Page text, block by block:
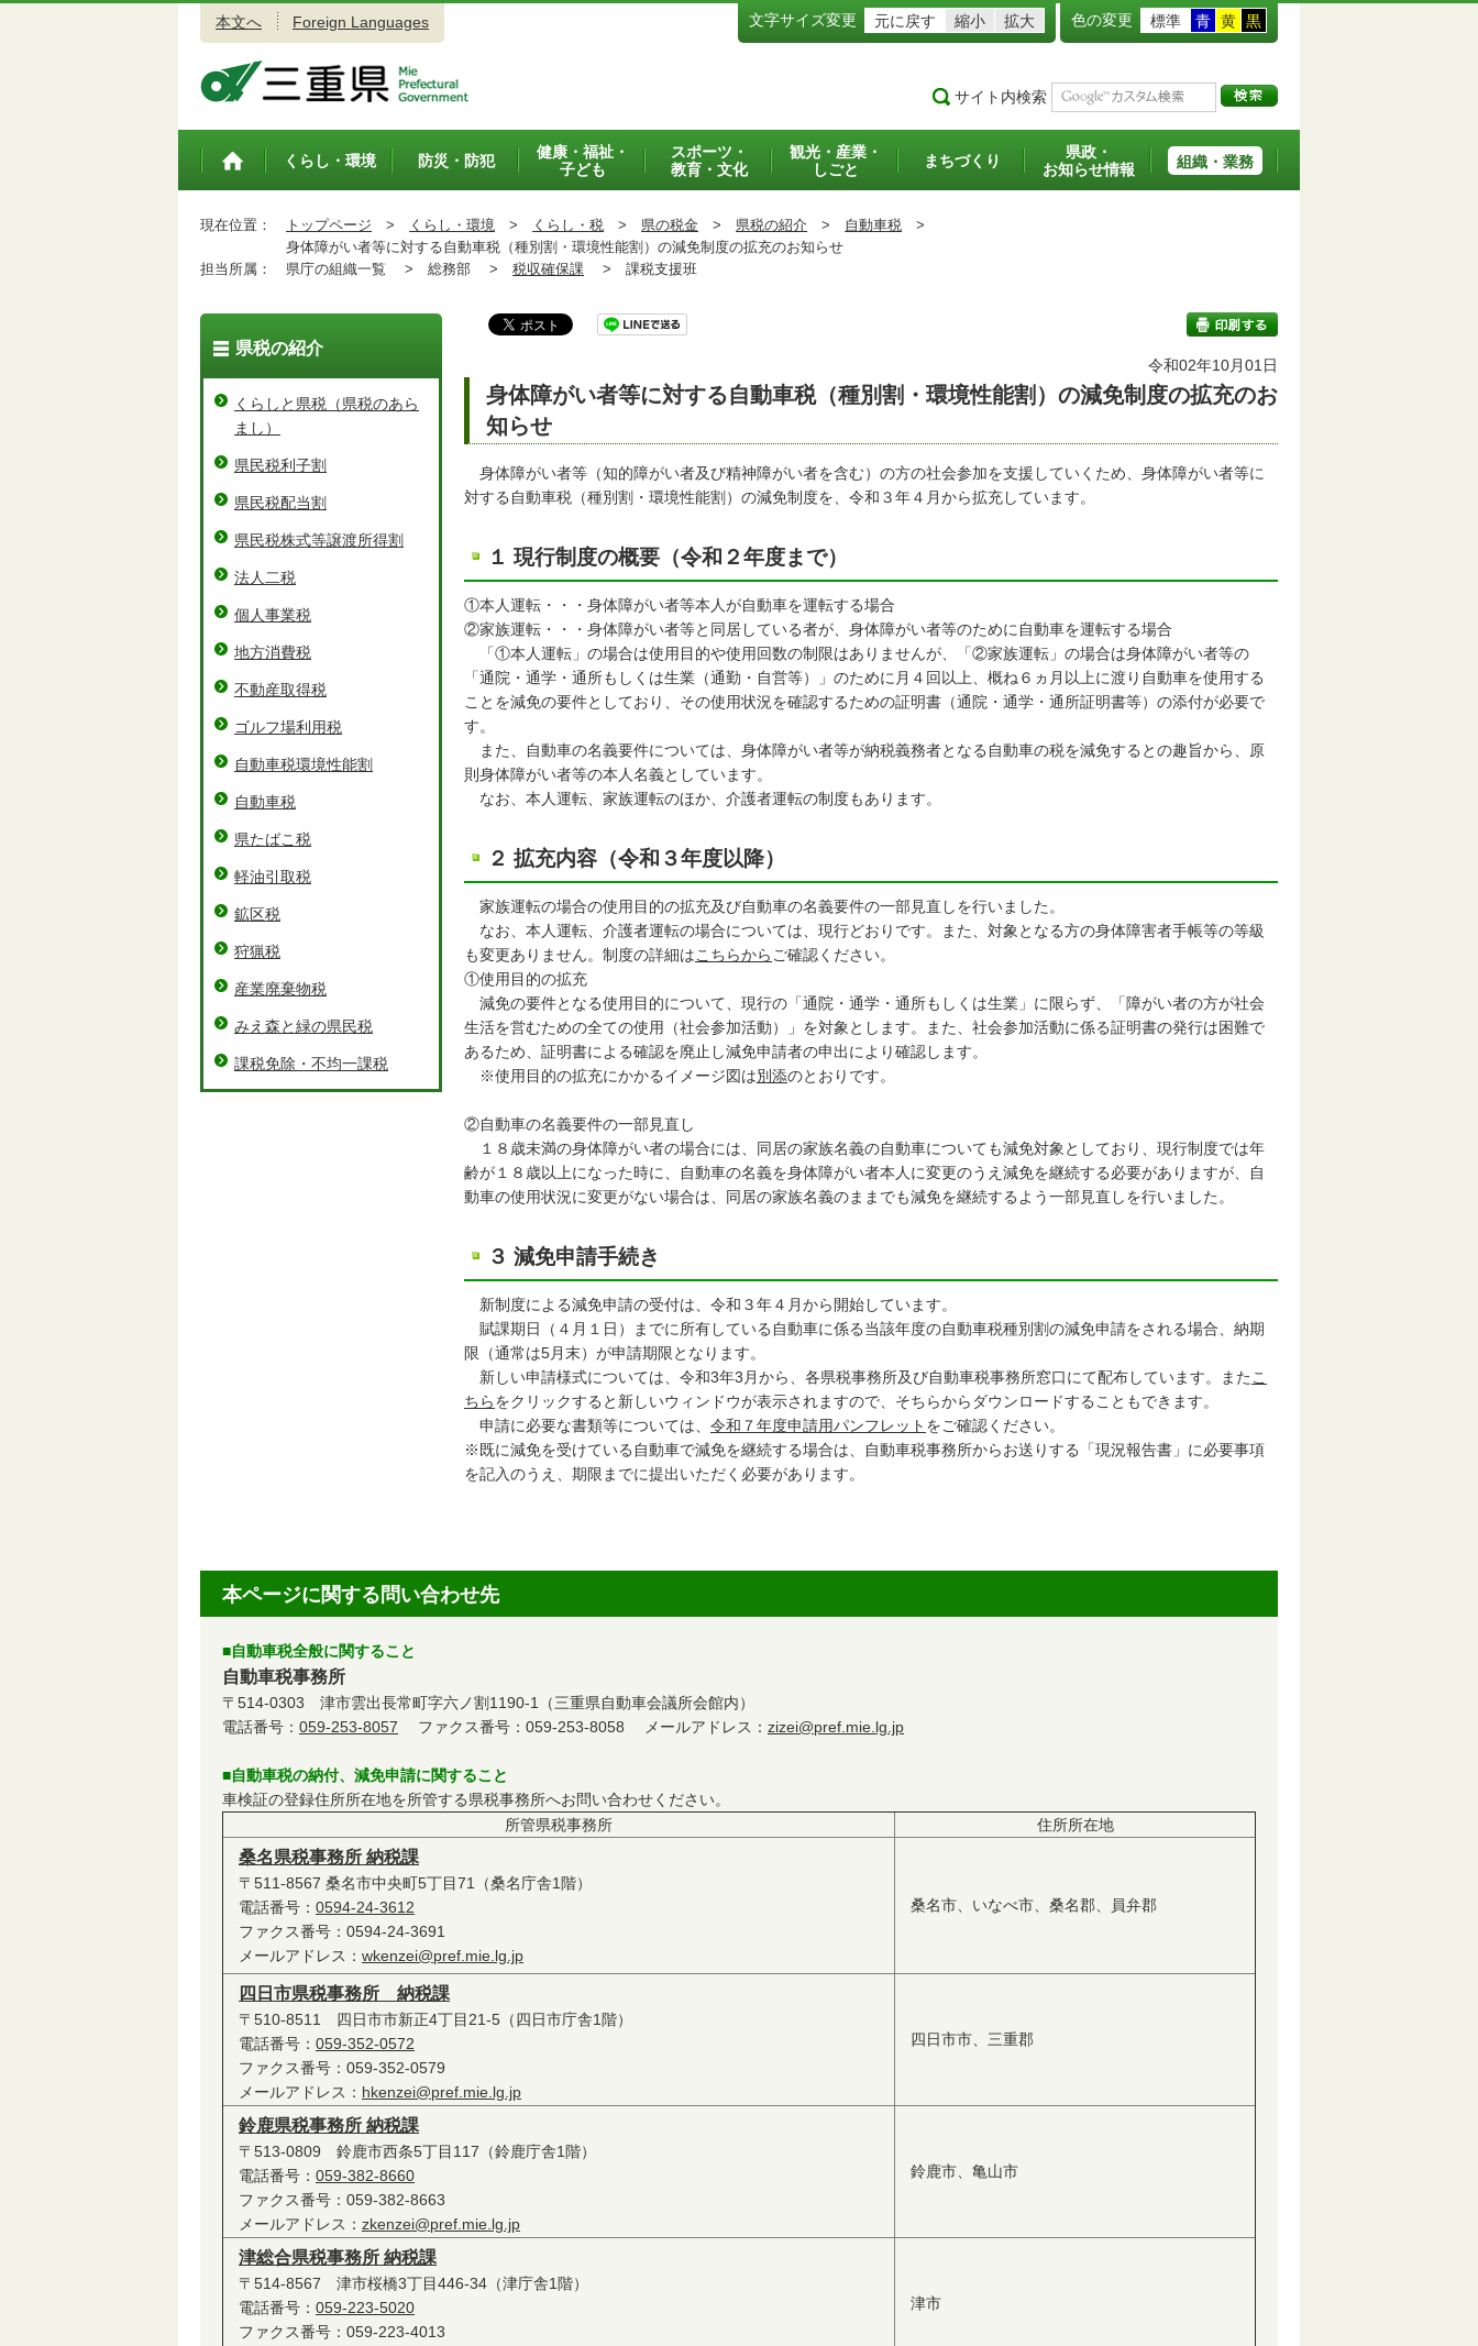
本文へ Foreign Languages 文字サイズ変更 元に戻す 縮小 拡大 色の変更 標準 青 黄 黒
サイト内検索
トップペ
くらし・環境 防災・防犯
健康・福祉・
子ども
スポーツ・
教育・文化
観光・産業・
しごと
まちづくり
県政・
お知らせ情報
組織・業務
現在位置： トップページ > くらし・環境 > くらし・税 > 県の税金 > 県税の紹介 > 自動車税 >
身体障がい者等に対する自動車税（種別割・環境性能割）の減免制度の拡充のお知らせ
担当所属：
県庁の組織一覧 > 総務部 > 税収確保課 > 課税支援班
令和02年10月01日
身体障がい者等に対する自動車税（種別割・環境性能割）の減免制度の拡充のお
知らせ
身体障がい者等（知的障がい者及び精神障がい者を含む）の方の社会参加を支援していくため、身体障がい者等に
対する自動車税（種別割・環境性能割）の減免制度を、令和３年４月から拡充しています。
１ 現行制度の概要（令和２年度まで）
①本人運転・・・身体障がい者等本人が自動車を運転する場合
②家族運転・・・身体障がい者等と同居している者が、身体障がい者等のために自動車を運転する場合
「①本人運転」の場合は使用目的や使用回数の制限はありませんが、「②家族運転」の場合は身体障がい者等の
「通院・通学・通所もしくは生業（通勤・自営等）」のために月４回以上、概ね６ヵ月以上に渡り自動車を使用する
ことを減免の要件としており、その使用状況を確認するための証明書（通院・通学・通所証明書等）の添付が必要で
す。
また、自動車の名義要件については、身体障がい者等が納税義務者となる自動車の税を減免するとの趣旨から、原
則身体障がい者等の本人名義としています。
なお、本人運転、家族運転のほか、介護者運転の制度もあります。
２ 拡充内容（令和３年度以降）
家族運転の場合の使用目的の拡充及び自動車の名義要件の一部見直しを行いました。
なお、本人運転、介護者運転の場合については、現行どおりです。また、対象となる方の身体障害者手帳等の等級
も変更ありません。制度の詳細はこちらから ご確認ください。
①使用目的の拡充
減免の要件となる使用目的について、現行の「通院・通学・通所もしくは生業」に限らず、「障がい者の方が社会
生活を営むための全ての使用（社会参加活動）」を対象とします。また、社会参加活動に係る証明書の発行は困難で
あるため、証明書による確認を廃止し減免申請者の申出により確認します。
※使用目的の拡充にかかるイメージ図は別添のとおりです。
②自動車の名義要件の一部見直し
１８歳未満の身体障がい者の場合には、同居の家族名義の自動車についても減免対象としており、現行制度では年
齢が１８歳以上になった時に、自動車の名義を身体障がい者本人に変更のうえ減免を継続する必要がありますが、自
動車の使用状況に変更がない場合は、同居の家族名義のままでも減免を継続するよう一部見直しを行いました。
３ 減免申請手続き
新制度による減免申請の受付は、令和３年４月から開始しています。
賦課期日（４月１日）までに所有している自動車に係る当該年度の自動車税種別割の減免申請をされる場合、納期
限（通常は5月末）が申請期限となります。
新しい申請様式については、令和3年3月から、各県税事務所及び自動車税事務所窓口にて配布しています。また こ
ちらをクリックすると新しいウィンドウが表示されますので、そちらからダウンロードすることもできます。
申請に必要な書類等については、 令和７年度申請用パンフレット をご確認ください。
※既に減免を受けている自動車で減免を継続する場合は、自動車税事務所からお送りする「現況報告書」に必要事項
を記入のうえ、期限までに提出いただく必要があります。
県税の紹介
くらしと県税（県税のあら
まし）
県民税利子割
県民税配当割
県民税株式等譲渡所得割
法人二税
個人事業税
地方消費税
不動産取得税
ゴルフ場利用税
自動車税環境性能割
自動車税
県たばこ税
軽油引取税
鉱区税
狩猟税
産業廃棄物税
みえ森と緑の県民税
課税免除・不均一課税
本ページに関する問い合わせ先
■自動車税全般に関すること
自動車税事務所
〒514-0303 津市雲出長常町字六ノ割1190-1（三重県自動車会議所会館内）
電話番号： 059-253-8057 ファクス番号：059-253-8058 メールアドレス： zizei@pref.mie.lg.jp
■自動車税の納付、減免申請に関すること
車検証の登録住所所在地を所管する県税事務所へお問い合わせください。
所管県税事務所
住所所在地
桑名県税事務所 納税課
〒511-8567 桑名市中央町5丁目71（桑名庁舎1階）
電話番号： 0594-24-3612
ファクス番号：0594-24-3691
メールアドレス： wkenzei@pref.mie.lg.jp
桑名市、いなべ市、桑名郡、員弁郡
四日市県税事務所 納税課
〒510-8511 四日市市新正4丁目21-5（四日市庁舎1階）
電話番号： 059-352-0572
ファクス番号：059-352-0579
メールアドレス： hkenzei@pref.mie.lg.jp
四日市市、三重郡
鈴鹿県税事務所 納税課
〒513-0809 鈴鹿市西条5丁目117（鈴鹿庁舎1階）
電話番号： 059-382-8660
ファクス番号：059-382-8663
メールアドレス： zkenzei@pref.mie.lg.jp
鈴鹿市、亀山市
津総合県税事務所 納税課
〒514-8567 津市桜橋3丁目446-34（津庁舎1階）
電話番号： 059-223-5020
ファクス番号：059-223-4013
津市